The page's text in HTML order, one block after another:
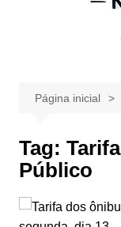
Página inicial
Tag:
Público